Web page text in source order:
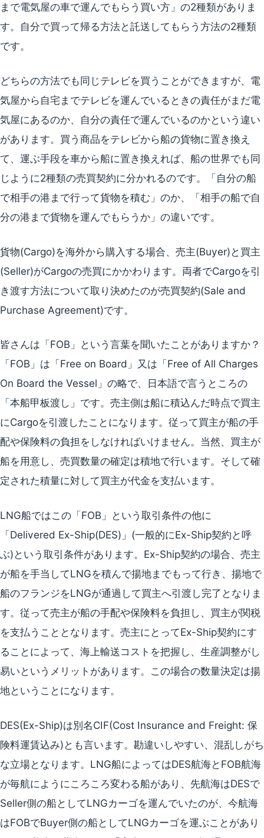
まで電気屋の車で運んでもらう買い方」の2種類がありま
す。自分で買って帰る方法と託送してもらう方法の2種類
です。
どちらの方法でも同じテレビを買うことができますが、電
気屋から自宅までテレビを運んでいるときの責任がまだ電
気屋にあるのか、自分の責任で運んでいるのかという違い
があります。買う商品をテレビから船の貨物に置き換え
て、運ぶ手段を車から船に置き換えれば、船の世界でも同
じように2種類の売買契約に分かれるのです。「自分の船
で相手の港まで行って貨物を積む」のか、「相手の船で自
分の港まで貨物を運んでもらうか」の違いです。
貨物(Cargo)を海外から購入する場合、売主(Buyer)と買主
(Seller)がCargoの売買にかかわります。両者でCargoを引
き渡す方法について取り決めたのが売買契約(Sale and
Purchase Agreement)です。
皆さんは「FOB」という言葉を聞いたことがありますか？
「FOB」は「Free on Board」又は「Free of All Charges
On Board the Vessel」の略で、日本語で言うところの
「本船甲板渡し」です。売主側は船に積込んだ時点で買主
にCargoを引渡したことになります。従って買主が船の手
配や保険料の負担をしなければいけません。当然、買主が
船を用意し、売買数量の確定は積地で行います。そして確
定された積量に対して買主が代金を支払います。
LNG船ではこの「FOB」という取引条件の他に
「Delivered Ex-Ship(DES)」(一般的にEx-Ship契約と呼
ぶ)という取引条件があります。Ex-Ship契約の場合、売主
が船を手当してLNGを積んで揚地までもって行き、揚地で
船のフランジをLNGが通過して買主へ引渡し完了となりま
す。従って売主が船の手配や保険料を負担し、買主が関税
を支払うこととなります。売主にとってEx-Ship契約にす
ることによって、海上輸送コストを把握し、生産調整がし
易いというメリットがあります。この場合の数量決定は揚
地ということになります。
DES(Ex-Ship)は別名CIF(Cost Insurance and Freight: 保
険料運賃込み)とも言います。勘違いしやすい、混乱しがち
な立場となります。LNG船によってはDES航海とFOB航海
が毎航にようにころころ変わる船があり、先航海はDESで
Seller側の船としてLNGカーゴを運んでいたのが、今航海
はFOBでBuyer側の船としてLNGカーゴを運ぶことがあり